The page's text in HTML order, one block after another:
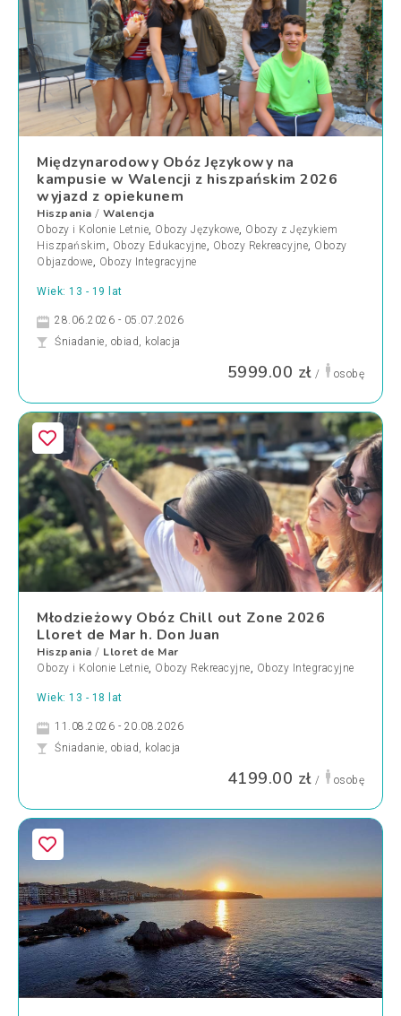
Międzynarodowy Obóz Językowy na
kampusie w Walencji z hiszpańskim 2026
wyjazd z opiekunem
Hiszpania / Walencja
Obozy i Kolonie Letnie, Obozy Językowe, Obozy z Językiem
Hiszpańskim , Obozy Edukacyjne, Obozy Rekreacyjne, Obozy
Objazdowe, Obozy Integracyjne
Wiek: 13 - 19 lat
28.06.2026 - 05.07.2026
Śniadanie, obiad, kolacja
5999.00 zł / osobę
Młodzieżowy Obóz Chill out Zone 2026
Lloret de Mar h. Don Juan
Hiszpania / Lloret de Mar
Obozy i Kolonie Letnie, Obozy Rekreacyjne, Obozy Integracyjne
Wiek: 13 - 18 lat
11.08.2026 - 20.08.2026
Śniadanie, obiad, kolacja
4199.00 zł / osobę